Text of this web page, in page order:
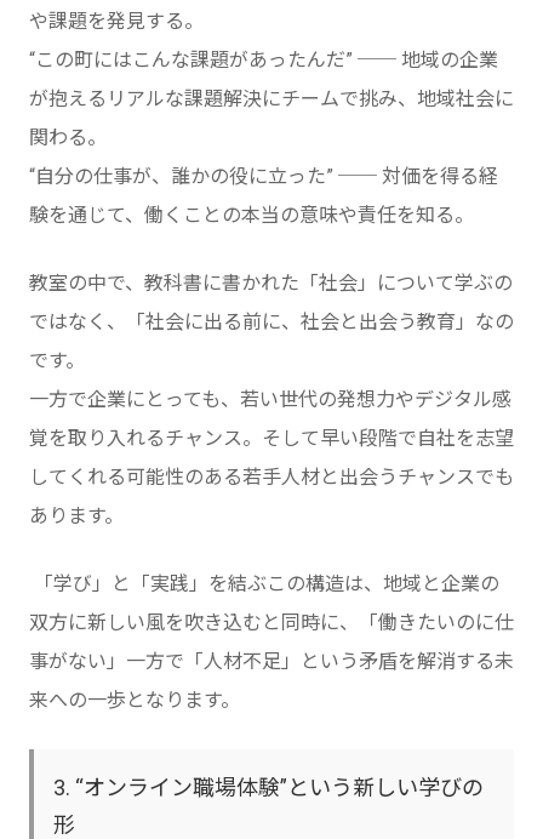
や課題を発見する。
“この町にはこんな課題があったんだ” ── 地域の企業
が抱えるリアルな課題解決にチームで挑み、地域社会に
関わる。
“自分の仕事が、誰かの役に立った” ── 対価を得る経
験を通じて、働くことの本当の意味や責任を知る。
教室の中で、教科書に書かれた「社会」について学ぶの
ではなく、「社会に出る前に、社会と出会う教育」なの
です。
一方で企業にとっても、若い世代の発想力やデジタル感
覚を取り入れるチャンス。そして早い段階で自社を志望
してくれる可能性のある若手人材と出会うチャンスでも
あります。
「学び」と「実践」を結ぶこの構造は、地域と企業の
双方に新しい風を吹き込むと同時に、「働きたいのに仕
事がない」一方で「人材不足」という矛盾を解消する未
来への一歩となります。
3. “オンライン職場体験”という新しい学びの
形